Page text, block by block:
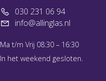
030 231 06 94
info@allinglas.nl
Ma t/m Vrij 08:30 – 16:30
In het weekend gesloten.